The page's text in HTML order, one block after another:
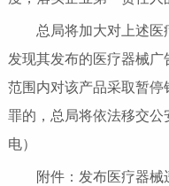
总局将加大对上述医
发现其发布的医疗器械广
范围内对该产品采取暂
罪的，总局将依法移交公
电）
附件：发布医疗器械